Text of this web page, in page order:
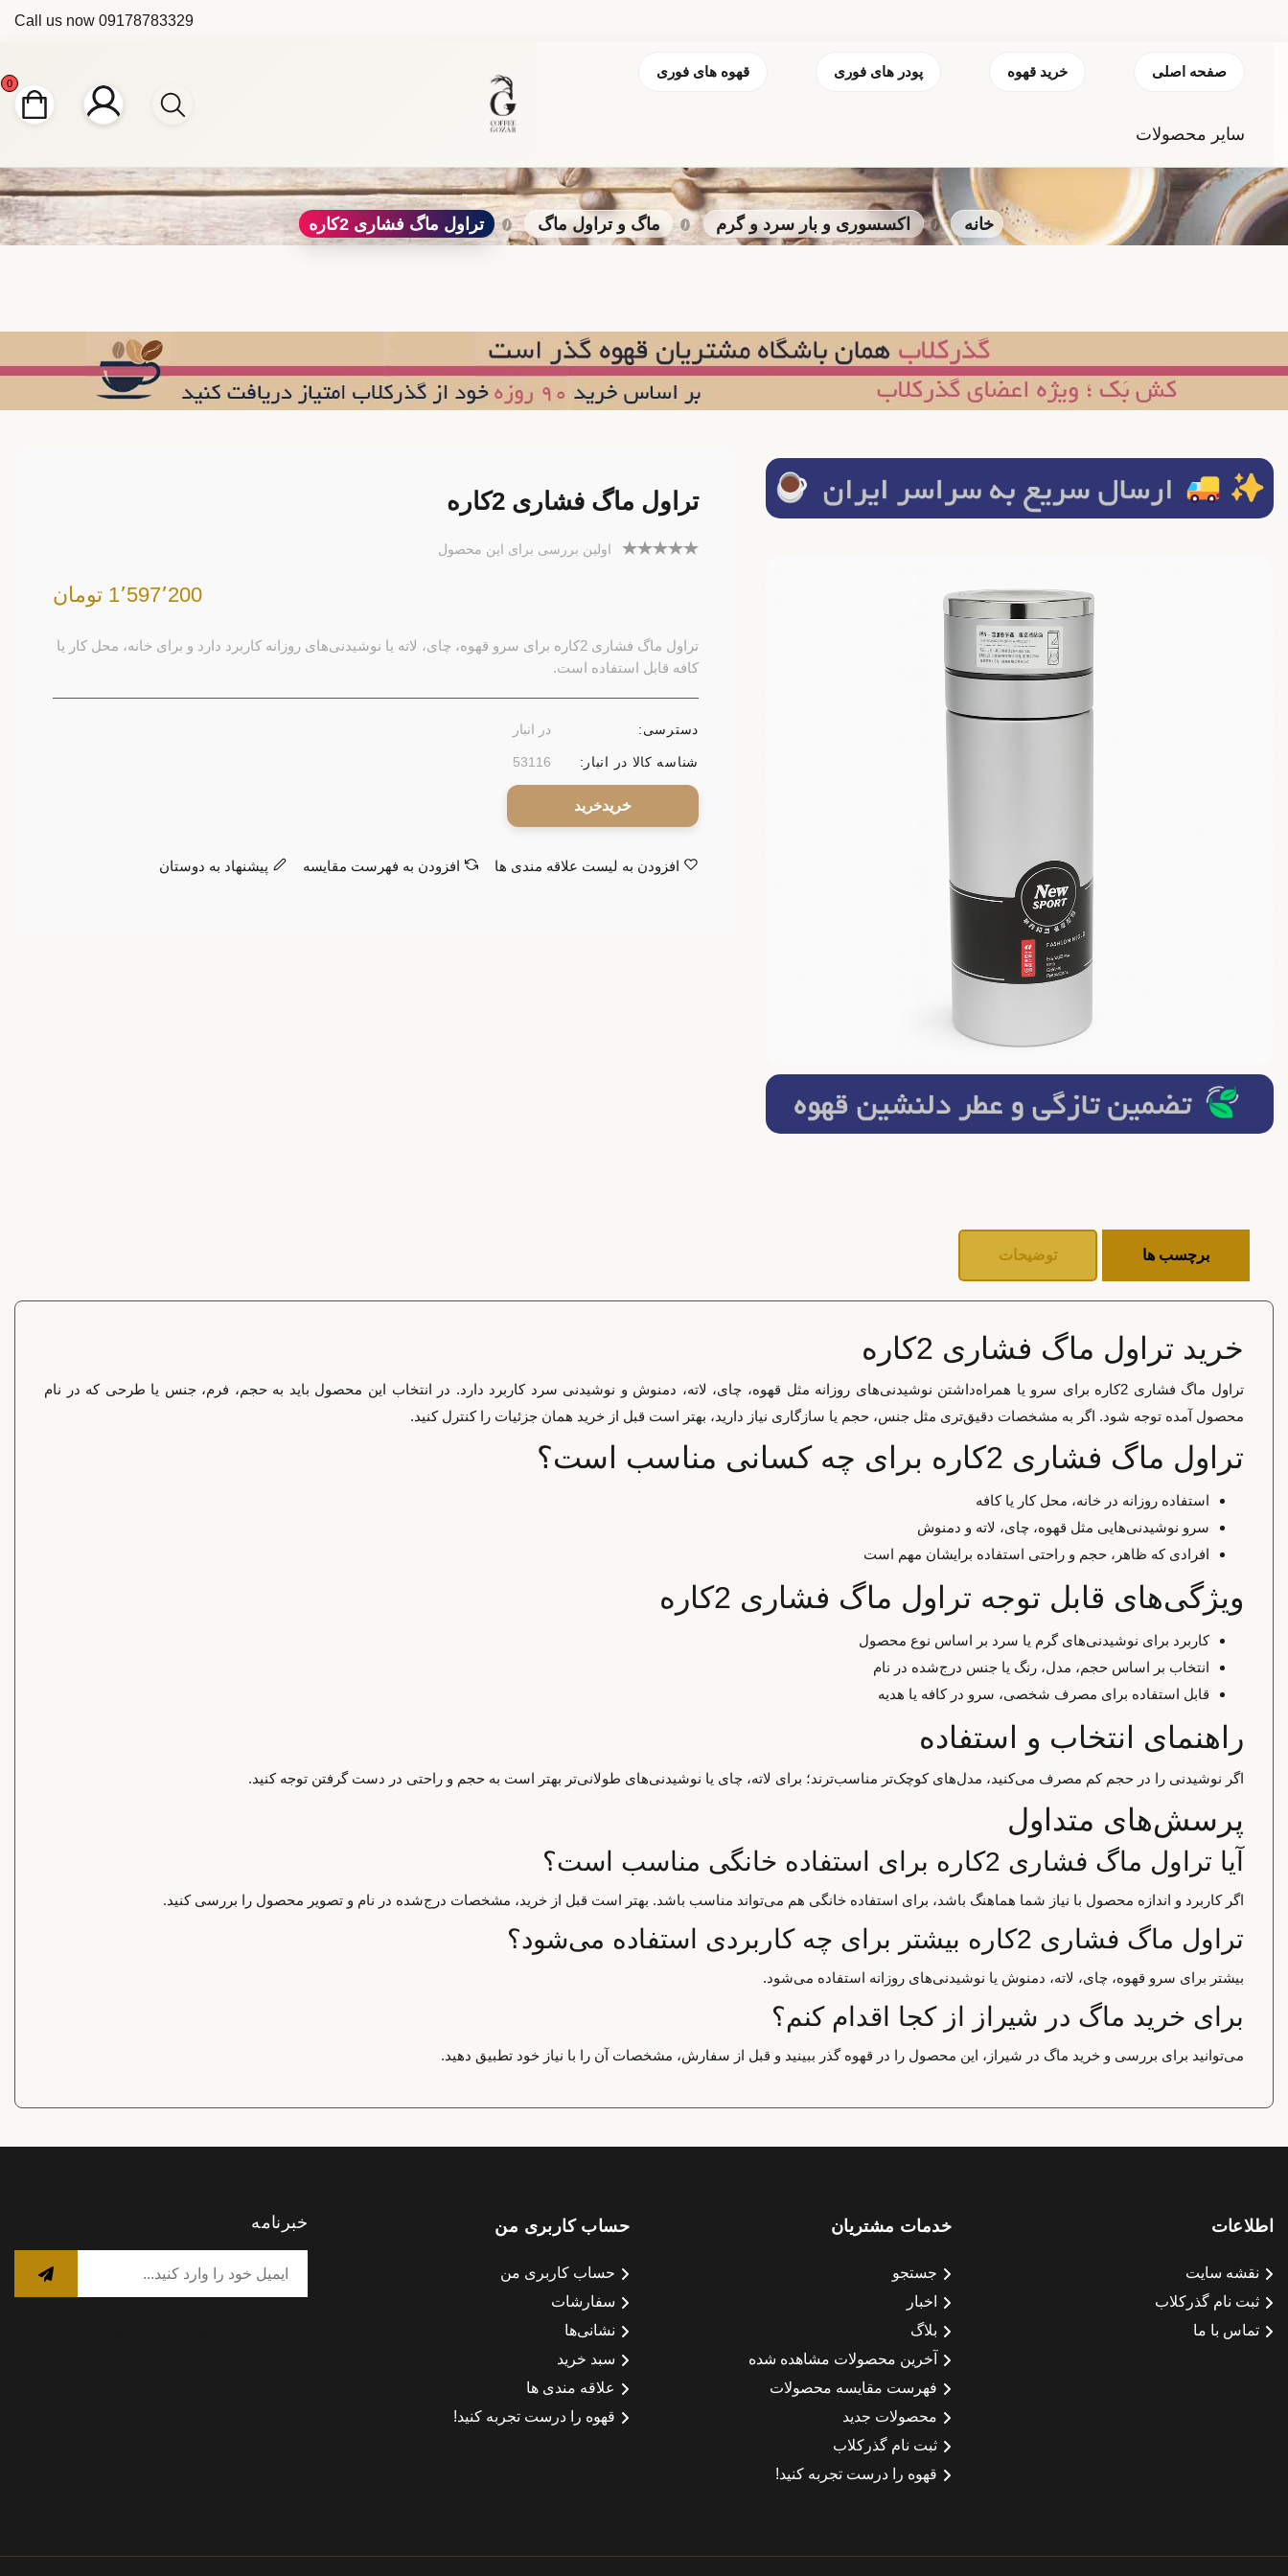
Call us now 09178783329
صفحه اصلی خرید قهوه پودر های فوری قهوه های فوری
سایر محصولات
0
خانه اکسسوری و بار سرد و گرم ماگ و تراول ماگ تراول ماگ فشاری 2کاره
تراول ماگ فشاری 2کاره
اولین بررسی برای این محصول
1٬597٬200 تومان
تراول ماگ فشاری 2کاره برای سرو قهوه، چای، لاته یا نوشیدنی‌های روزانه کاربرد دارد و برای خانه، محل کار یا
کافه قابل استفاده است.
دسترسی: در انبار
شناسه کالا در انبار: 53116
خرید
افزودن به لیست علاقه مندی ها افزودن به فهرست مقایسه پیشنهاد به دوستان
توضیحات برچسب ها
خرید تراول ماگ فشاری 2کاره
تراول ماگ فشاری 2کاره برای سرو یا همراه‌داشتن نوشیدنی‌های روزانه مثل قهوه، چای، لاته، دمنوش و نوشیدنی سرد کاربرد دارد. در انتخاب این محصول باید به حجم، فرم، جنس یا طرحی که در نام
محصول آمده توجه شود. اگر به مشخصات دقیق‌تری مثل جنس، حجم یا سازگاری نیاز دارید، بهتر است قبل از خرید همان جزئیات را کنترل کنید.
تراول ماگ فشاری 2کاره برای چه کسانی مناسب است؟
استفاده روزانه در خانه، محل کار یا کافه
سرو نوشیدنی‌هایی مثل قهوه، چای، لاته و دمنوش
افرادی که ظاهر، حجم و راحتی استفاده برایشان مهم است
ویژگی‌های قابل توجه تراول ماگ فشاری 2کاره
کاربرد برای نوشیدنی‌های گرم یا سرد بر اساس نوع محصول
انتخاب بر اساس حجم، مدل، رنگ یا جنس درج‌شده در نام
قابل استفاده برای مصرف شخصی، سرو در کافه یا هدیه
راهنمای انتخاب و استفاده
اگر نوشیدنی را در حجم کم مصرف می‌کنید، مدل‌های کوچک‌تر مناسب‌ترند؛ برای لاته، چای یا نوشیدنی‌های طولانی‌تر بهتر است به حجم و راحتی در دست گرفتن توجه کنید.
پرسش‌های متداول
آیا تراول ماگ فشاری 2کاره برای استفاده خانگی مناسب است؟
اگر کاربرد و اندازه محصول با نیاز شما هماهنگ باشد، برای استفاده خانگی هم می‌تواند مناسب باشد. بهتر است قبل از خرید، مشخصات درج‌شده در نام و تصویر محصول را بررسی کنید.
تراول ماگ فشاری 2کاره بیشتر برای چه کاربردی استفاده می‌شود؟
بیشتر برای سرو قهوه، چای، لاته، دمنوش یا نوشیدنی‌های روزانه استفاده می‌شود.
برای خرید ماگ در شیراز از کجا اقدام کنم؟
می‌توانید برای بررسی و خرید ماگ در شیراز، این محصول را در قهوه گذر ببینید و قبل از سفارش، مشخصات آن را با نیاز خود تطبیق دهید.
اطلاعات
نقشه سایت
ثبت نام گذرکلاب
تماس با ما
خدمات مشتریان
جستجو
اخبار
بلاگ
آخرین محصولات مشاهده شده
فهرست مقایسه محصولات
محصولات جدید
ثبت نام گذرکلاب
قهوه را درست تجربه کنید!
حساب کاربری من
حساب کاربری من
سفارشات
نشانی‌ها
سبد خرید
علاقه مندی ها
قهوه را درست تجربه کنید!
خبرنامه